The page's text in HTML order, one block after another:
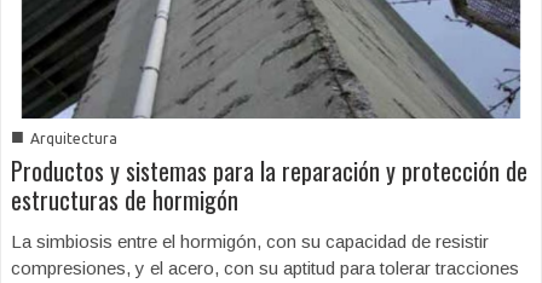
■ Arquitectura
Productos y sistemas para la reparación y protección de
estructuras de hormigón
La simbiosis entre el hormigón, con su capacidad de resistir
compresiones, y el acero, con su aptitud para tolerar tracciones